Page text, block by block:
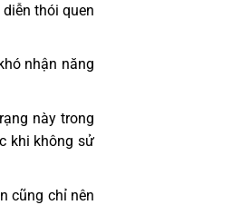
thói quen
nhận năng
này trong
khi không sử
cũng chỉ nên